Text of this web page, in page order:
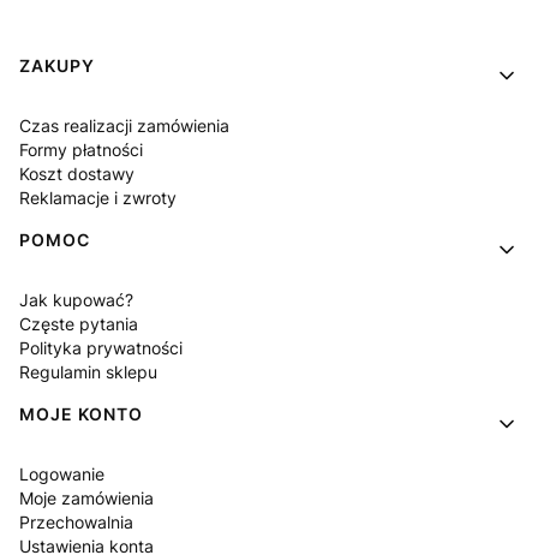
Linki w stopce
ZAKUPY
Czas realizacji zamówienia
Formy płatności
Koszt dostawy
Reklamacje i zwroty
POMOC
Jak kupować?
Częste pytania
Polityka prywatności
Regulamin sklepu
MOJE KONTO
Logowanie
Moje zamówienia
Przechowalnia
Ustawienia konta